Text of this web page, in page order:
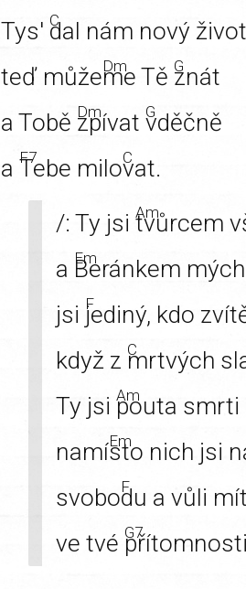
Tys' C
dal nám nový
teď můžeDm
me Tě G
znát
a Tobě Dm
zpívat G
vděčně
a F7
Tebe miloC
vat.
/: Ty jsi Am
tvůrcem
a Em
Beránkem
jsi F
jediný, kdo
když z C
mrtvých
Ty jsi Am
pouta smrti
namíEm
sto nich jsi
svoboF
du a vůli
ve tvé G7